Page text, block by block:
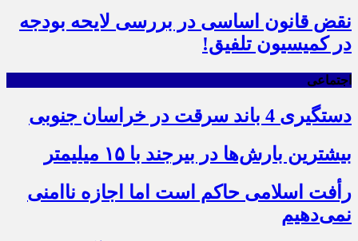
نقض قانون اساسی در بررسی لایحه بودجه
در کمیسیون تلفیق!
اجتماعی
دستگیری 4 باند سرقت در خراسان جنوبی
بیشترین بارش‌ها در بیرجند با ۱۵ میلیمتر
رأفت اسلامی حاکم است اما اجازه ناامنی
نمی‌دهیم